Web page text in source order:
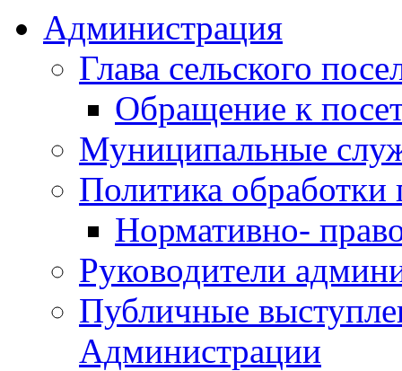
Администрация
Глава сельского
Обращение к
Муниципальные
Политика
Нормативно-
Руководители
Публичные
Администрации